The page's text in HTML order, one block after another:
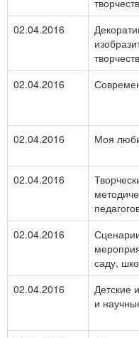
02.04.2016
02.04.2016
02.04.2016
Моя
02.04.2016
02.04.2016
саду,
02.04.2016
Детские
и